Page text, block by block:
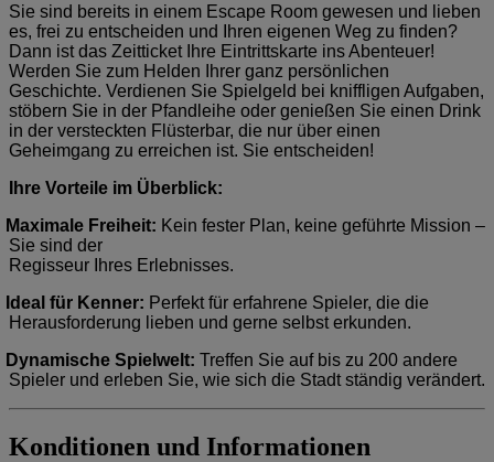
Sie sind bereits in einem Escape Room gewesen und lieben
es, frei zu entscheiden und Ihren eigenen Weg zu finden?
Dann ist das Zeitticket Ihre Eintrittskarte ins Abenteuer!
Werden Sie zum Helden Ihrer ganz persönlichen
Geschichte. Verdienen Sie Spielgeld bei kniffligen Aufgaben,
stöbern Sie in der Pfandleihe oder genießen Sie einen Drink
in der versteckten Flüsterbar, die nur über einen
Geheimgang zu erreichen ist. Sie entscheiden!
Ihre Vorteile im Überblick:
Maximale Freiheit: Kein fester Plan, keine geführte Mission –
Sie sind der
Regisseur Ihres Erlebnisses.
Ideal für Kenner: Perfekt für erfahrene Spieler, die die
Herausforderung lieben und gerne selbst erkunden.
Dynamische Spielwelt: Treffen Sie auf bis zu 200 andere
Spieler und erleben Sie, wie sich die Stadt ständig verändert.
Konditionen und Informationen